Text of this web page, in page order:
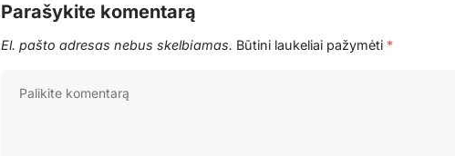
Parašykite komentarą
El. pašto adresas nebus skelbiamas. Būtini laukeliai pažymėti *